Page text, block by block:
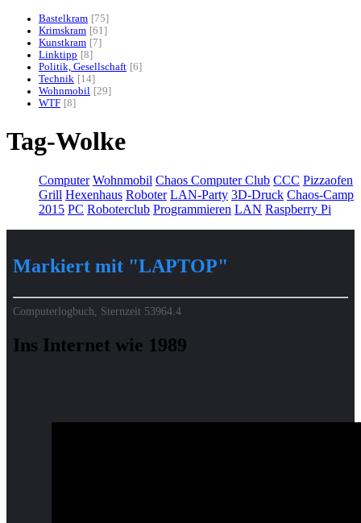
Bastelkram
75
Krimskram 61
Kunstkram
7
Linktipp
8
Politik, Gesellschaft 6
Technik
14
Wohnmobil
29
WTF 8
Tag-Wolke
Computer Wohnmobil Chaos Computer Club CCC Pizzaofen
Grill Hexenhaus Roboter LAN-Party 3D-Druck Chaos-Camp
2015 PC Roboterclub Programmieren LAN Raspberry Pi
Markiert mit "LAPTOP"
Computerlogbuch, Sternzeit 53964.4
Ins Internet wie 1989